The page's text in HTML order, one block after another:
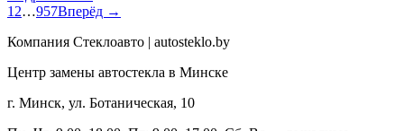
1 2…957Вперёд →
Компания Стеклоавто | autosteklo.by
Центр замены автостекла в Минске
г. Минск, ул. Ботаническая, 10